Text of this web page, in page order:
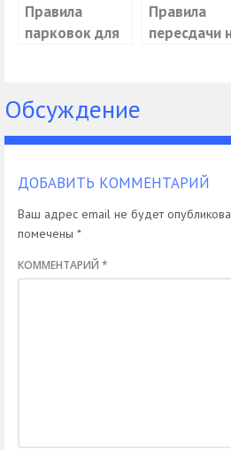
Правила
парковок для
Правила
пересдачи
Обсуждение
ДОБАВИТЬ КОММЕНТАРИЙ
Ваш адрес email не будет
помечены *
КОММЕНТАРИЙ *